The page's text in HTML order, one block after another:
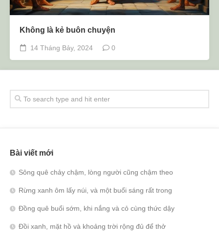
Không là kẻ buôn chuyện
14 Tháng Bảy, 2024 0
Bài viết mới
Sông quê chảy chậm, lòng người cũng chậm theo
Rừng xanh ôm lấy núi, và một buổi sáng rất trong
Đồng quê buổi sớm, khi nắng và cỏ cùng thức dậy
Đồi xanh, mặt hồ và khoảng trời rộng đủ để thở